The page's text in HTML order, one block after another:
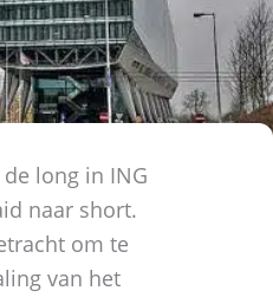
de long in ING
naar short.
om te
van het